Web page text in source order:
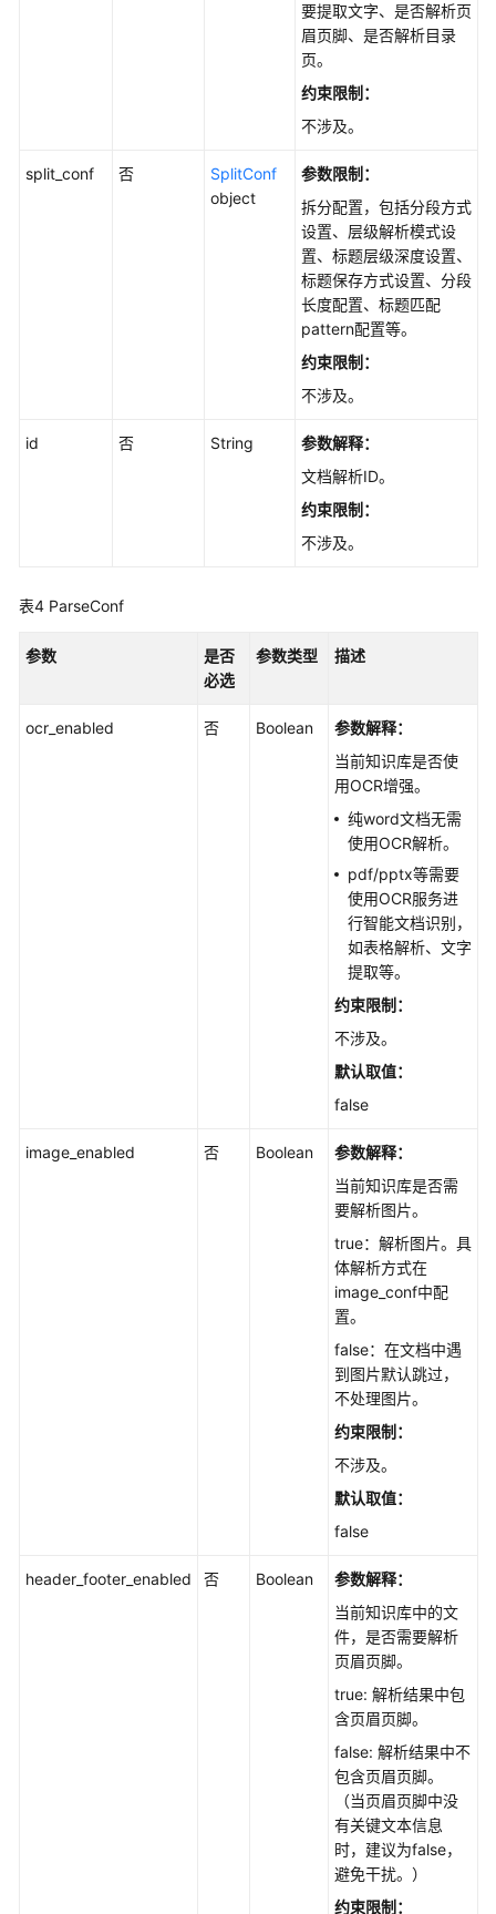
要提取文字、是否解析页
眉页脚、是否解析目录
页。
约束限制：
不涉及。
split_conf 否
SplitConf
object
参数限制：
拆分配置，包括分段方式
设置、层级解析模式设
置、标题层级深度设置、
标题保存方式设置、分段
长度配置、标题匹配
pattern配置等。
约束限制：
不涉及。
id 否 String
参数解释：
文档解析ID。
约束限制：
不涉及。
表4 ParseConf
参数
是否
必选
参数类型 描述
ocr_enabled 否 Boolean
参数解释：
当前知识库是否使
用OCR增强。
纯word文档无需
使用OCR解析。
pdf/pptx等需要
使用OCR服务进
行智能文档识别，
如表格解析、文字
提取等。
约束限制：
不涉及。
默认取值：
false
image_enabled 否 Boolean
参数解释：
当前知识库是否需
要解析图片。
true：解析图片。具
体解析方式在
image_conf中配
置。
false：在文档中遇
到图片默认跳过，
不处理图片。
约束限制：
不涉及。
默认取值：
false
header_footer_enabled 否 Boolean
参数解释：
当前知识库中的文
件，是否需要解析
页眉页脚。
true: 解析结果中包
含页眉页脚。
false: 解析结果中不
包含页眉页脚。
（当页眉页脚中没
有关键文本信息
时，建议为false，
避免干扰。）
约束限制：